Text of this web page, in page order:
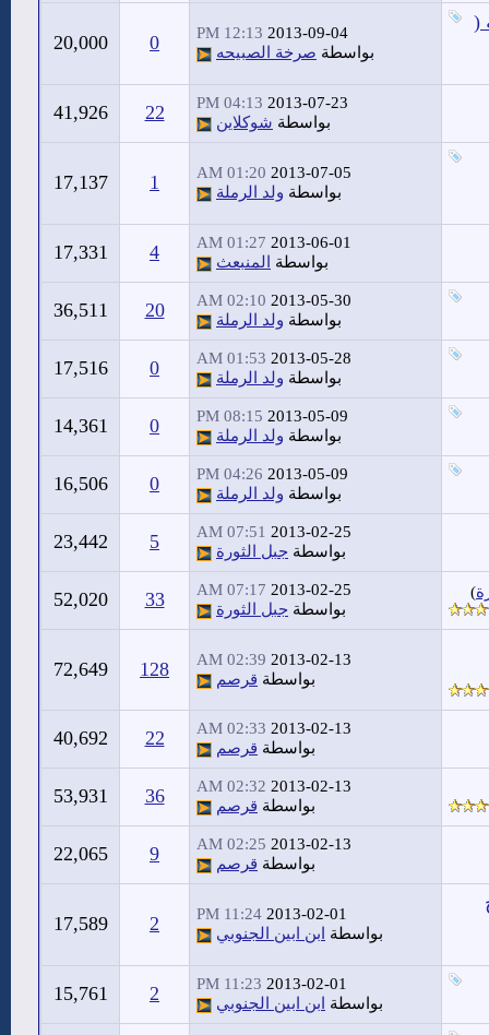
(
2013-09-04
12:13 PM
بواسطة صرخة الصبيحه 0
20,000
2013-07-23
04:13 PM
بواسطة شوكلاين 22
41,926
2013-07-05
01:20 AM
بواسطة ولد الرملة 1
17,137
2013-06-01
01:27 AM
بواسطة
المنبعث 4
17,331
2013-05-30
02:10 AM
بواسطة ولد الرملة 20
36,511
2013-05-28
01:53 AM
بواسطة ولد الرملة 0
17,516
2013-05-09
08:15 PM
بواسطة ولد الرملة 0
14,361
2013-05-09
04:26 PM
بواسطة ولد الرملة 0
16,506
2013-02-25
07:51 AM
بواسطة جبل الثورة 5
23,442
)
2013-02-25
07:17 AM
بواسطة جبل الثورة 33
52,020
2013-02-13
02:39 AM
بواسطة قرصم 128
72,649
2013-02-13
02:33 AM
بواسطة قرصم 22
40,692
2013-02-13
02:32 AM
بواسطة قرصم 36
53,931
2013-02-13
02:25 AM
بواسطة قرصم 9
22,065
2013-02-01
11:24 PM
بواسطة
ابن ابين الجنوبي 2
17,589
2013-02-01
11:23 PM
بواسطة
ابن ابين الجنوبي 2
15,761